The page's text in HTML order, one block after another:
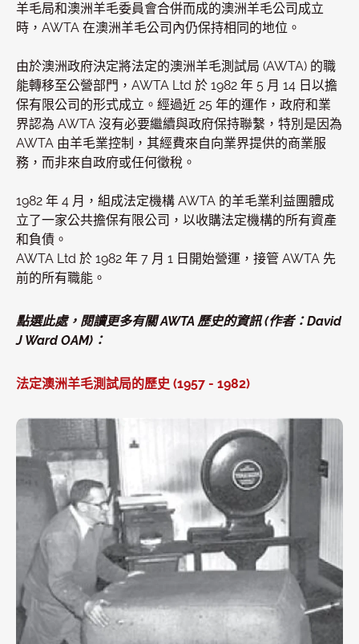
羊毛局和澳洲羊毛委員會合併而成的澳洲羊毛公司成立
時，AWTA 在澳洲羊毛公司內仍保持相同的地位。
由於澳洲政府決定將法定的澳洲羊毛測試局 (AWTA) 的職
能轉移至公營部門，AWTA Ltd 於 1982 年 5 月 14 日以擔
保有限公司的形式成立。經過近 25 年的運作，政府和業
界認為 AWTA 沒有必要繼續與政府保持聯繫，特別是因為
AWTA 由羊毛業控制，其經費來自向業界提供的商業服
務，而非來自政府或任何徵稅。
1982 年 4 月，組成法定機構 AWTA 的羊毛業利益團體成
立了一家公共擔保有限公司，以收購法定機構的所有資產
和負債。
AWTA Ltd 於 1982 年 7 月 1 日開始營運，接管 AWTA 先
前的所有職能。
點選此處，閱讀更多有關 AWTA 歷史的資訊 (作者：David
J Ward OAM)：
法定澳洲羊毛測試局的歷史 (1957 - 1982)